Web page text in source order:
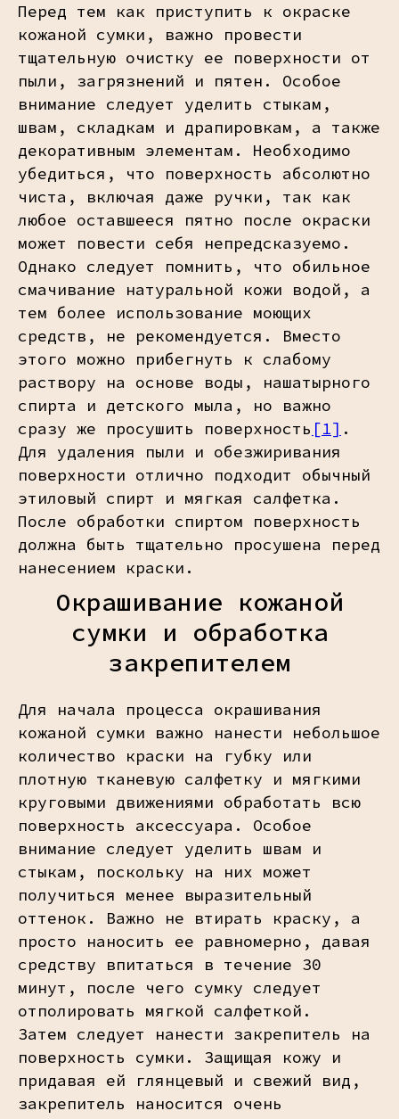
Перед тем как приступить к окраске
кожаной сумки, важно провести
тщательную очистку ее поверхности от
пыли, загрязнений и пятен. Особое
внимание следует уделить стыкам,
швам, складкам и драпировкам, а также
декоративным элементам. Необходимо
убедиться, что поверхность абсолютно
чиста, включая даже ручки, так как
любое оставшееся пятно после окраски
может повести себя непредсказуемо.
Однако следует помнить, что обильное
смачивание натуральной кожи водой, а
тем более использование моющих
средств, не рекомендуется. Вместо
этого можно прибегнуть к слабому
раствору на основе воды, нашатырного
спирта и детского мыла, но важно
сразу же просушить поверхность [1] .
Для удаления пыли и обезжиривания
поверхности отлично подходит обычный
этиловый спирт и мягкая салфетка.
После обработки спиртом поверхность
должна быть тщательно просушена перед
нанесением краски.
Окрашивание кожаной
сумки и обработка
закрепителем
Для начала процесса окрашивания
кожаной сумки важно нанести небольшое
количество краски на губку или
плотную тканевую салфетку и мягкими
круговыми движениями обработать всю
поверхность аксессуара. Особое
внимание следует уделить швам и
стыкам, поскольку на них может
получиться менее выразительный
оттенок. Важно не втирать краску, а
просто наносить ее равномерно, давая
средству впитаться в течение 30
минут, после чего сумку следует
отполировать мягкой салфеткой.
Затем следует нанести закрепитель на
поверхность сумки. Защищая кожу и
придавая ей глянцевый и свежий вид,
закрепитель наносится очень